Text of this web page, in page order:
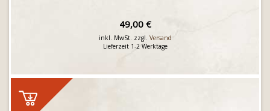
49,00 €
inkl. MwSt. zzgl. Versand
Lieferzeit 1-2 Werktage